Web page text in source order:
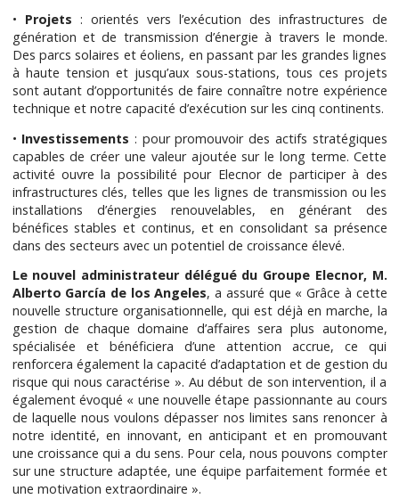
• Projets : orientés vers l’exécution des infrastructures de
génération et de transmission d’énergie à travers le monde.
Des parcs solaires et éoliens, en passant par les grandes lignes
à haute tension et jusqu’aux sous-stations, tous ces projets
sont autant d’opportunités de faire connaître notre expérience
technique et notre capacité d’exécution sur les cinq continents.
• Investissements : pour promouvoir des actifs stratégiques
capables de créer une valeur ajoutée sur le long terme. Cette
activité ouvre la possibilité pour Elecnor de participer à des
infrastructures clés, telles que les lignes de transmission ou les
installations d’énergies renouvelables, en générant des
bénéfices stables et continus, et en consolidant sa présence
dans des secteurs avec un potentiel de croissance élevé.
Le nouvel administrateur délégué du Groupe Elecnor, M.
Alberto García de los Angeles, a assuré que « Grâce à cette
nouvelle structure organisationnelle, qui est déjà en marche, la
gestion de chaque domaine d’affaires sera plus autonome,
spécialisée et bénéficiera d’une attention accrue, ce qui
renforcera également la capacité d’adaptation et de gestion du
risque qui nous caractérise ». Au début de son intervention, il a
également évoqué « une nouvelle étape passionnante au cours
de laquelle nous voulons dépasser nos limites sans renoncer à
notre identité, en innovant, en anticipant et en promouvant
une croissance qui a du sens. Pour cela, nous pouvons compter
sur une structure adaptée, une équipe parfaitement formée et
une motivation extraordinaire ».